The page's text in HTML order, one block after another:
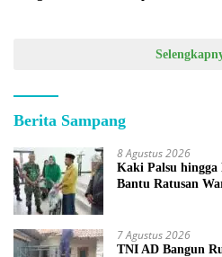
Berita Sampang
8 Agustus 2026
Kaki Palsu
Bantu Ratusan
7 Agustus 2026
TNI AD Bangun